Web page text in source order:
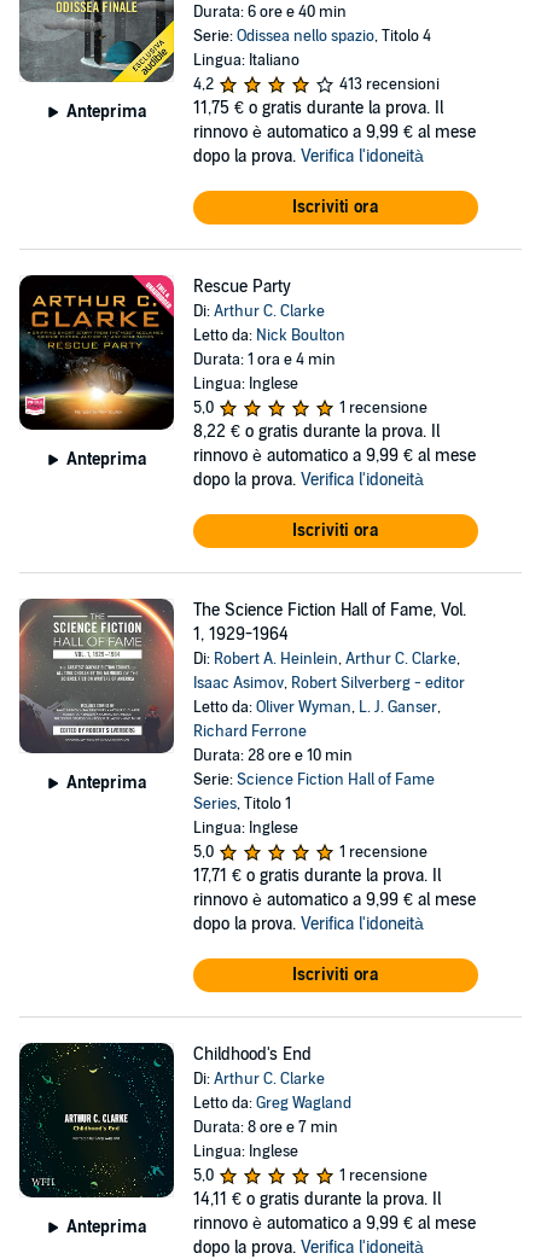
Anteprima
Durata: 6 ore e 40 min
Serie:Odissea nello spazio, Titolo 4
Lingua: Italiano
4,2
413 recensioni
11,75 € o gratis durante la prova. Il
rinnovo è automatico a 9,99 € al mese
dopo la prova. Verifica l'idoneità
Iscriviti ora
Anteprima
Rescue Party
Di:Arthur C. Clarke
Letto da: Nick Boulton
Durata: 1 ora e 4 min
Lingua: Inglese
5,0
1 recensione
8,22 € o gratis durante la prova. Il
rinnovo è automatico a 9,99 € al mese
dopo la prova. Verifica l'idoneità
Iscriviti ora
Anteprima
The Science Fiction Hall of Fame, Vol.
1, 1929-1964
Di: Robert A. Heinlein,Arthur C. Clarke,
Isaac Asimov, Robert Silverberg - editor
Letto da:Oliver Wyman, L. J. Ganser,
Richard Ferrone
Durata: 28 ore e 10 min
Serie:Science Fiction Hall of Fame
Series, Titolo 1
Lingua: Inglese
5,0
1 recensione
17,71 € o gratis durante la prova. Il
rinnovo è automatico a 9,99 € al mese
dopo la prova. Verifica l'idoneità
Iscriviti ora
Anteprima
Childhood's End
Di:Arthur C. Clarke
Letto da:Greg Wagland
Durata: 8 ore e 7 min
Lingua: Inglese
5,0
1 recensione
14,11 € o gratis durante la prova. Il
rinnovo è automatico a 9,99 € al mese
dopo la prova. Verifica l'idoneità